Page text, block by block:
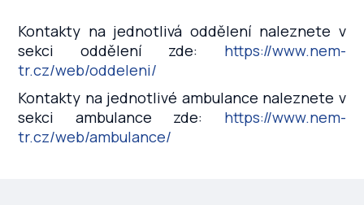
Kontakty na jednotlivá oddělení naleznete v
sekci oddělení zde: https://www.nem-
tr.cz/web/oddeleni/
Kontakty na jednotlivé ambulance naleznete v
sekci ambulance zde: https://www.nem-
tr.cz/web/ambulance/